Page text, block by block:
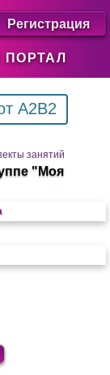
Регистрация
A2B2
занятий
"Моя